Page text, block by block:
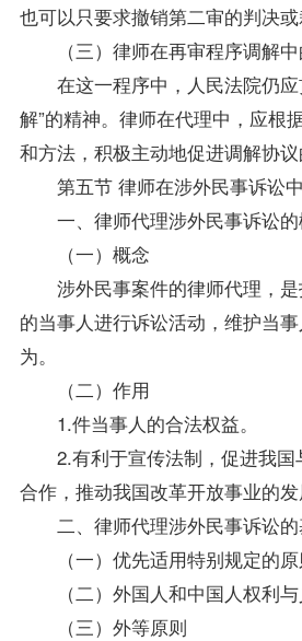
也可以只要求撤销第二审的判决或
（三）律师在再审程序调解中
在这一程序中，人民法院仍应
解”的精神。律师在代理中，应根
和方法，积极主动地促进调解协议
第五节 律师在涉外民事诉讼
一、律师代理涉外民事诉讼的
（一）概念
涉外民事案件的律师代理，是
的当事人进行诉讼活动，维护当
为。
（二）作用
1.件当事人的合法权益。
2.有利于宣传法制，促进我国
合作，推动我国改革开放事业的发
二、律师代理涉外民事诉讼的
（一）优先适用特别规定的原
（二）外国人和中国人权利与
（三）外等原则